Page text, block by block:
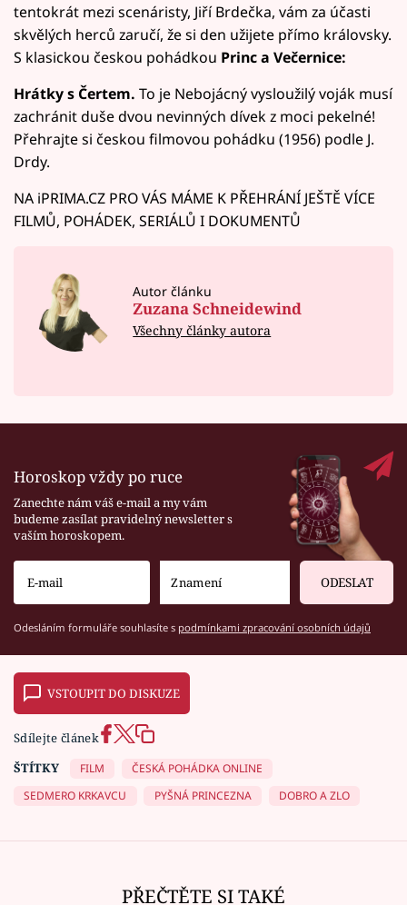
tentokrát mezi scenáristy, Jiří Brdečka, vám za účasti
skvělých herců zaručí, že si den užijete přímo královsky.
S klasickou českou pohádkou Princ a Večernice:
Hrátky s Čertem. To je Nebojácný vysloužilý voják musí
zachránit duše dvou nevinných dívek z moci pekelné!
Přehrajte si českou filmovou pohádku (1956) podle J.
Drdy.
NA iPRIMA.CZ PRO VÁS MÁME K PŘEHRÁNÍ JEŠTĚ VÍCE
FILMŮ, POHÁDEK, SERIÁLŮ I DOKUMENTŮ
Autor článku
Zuzana Schneidewind
Všechny články autora
Horoskop vždy po ruce
Zanechte nám váš e-mail a my vám
budeme zasílat pravidelný newsletter s
vaším horoskopem.
ODESLAT
Odesláním formuláře souhlasíte s podmínkami zpracování osobních údajů
VSTOUPIT DO DISKUZE
Sdílejte článek
ŠTÍTKY
FILM
ČESKÁ POHÁDKA ONLINE
SEDMERO KRKAVCU
PYŠNÁ PRINCEZNA DOBRO A ZLO
PŘEČTĚTE SI TAKÉ